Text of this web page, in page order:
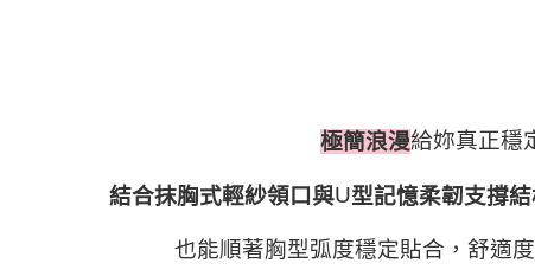
極簡浪漫給妳真正穩
結合抹胸式輕紗領口與U型記憶柔韌支撐
也能順著胸型弧度穩定貼合，舒適